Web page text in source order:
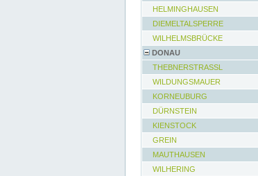
HELMINGHAUSEN
DIEMELTALSPERRE
WILHELMSBRÜCKE
DONAU
THEBNERSTRASSL
WILDUNGSMAUER
KORNEUBURG
DÜRNSTEIN
KIENSTOCK
GREIN
MAUTHAUSEN
WILHERING